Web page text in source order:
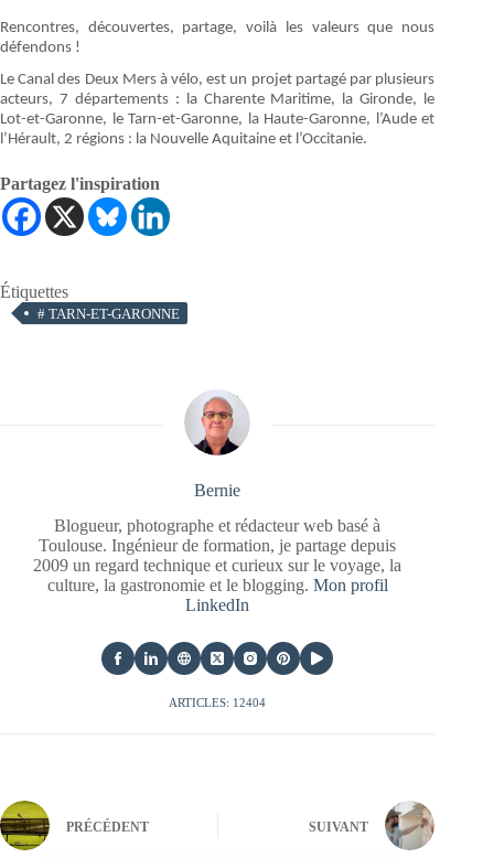
Rencontres, découvertes, partage, voilà les valeurs que nous
défendons !
Le Canal des Deux Mers à vélo, est un projet partagé par plusieurs
acteurs, 7 départements : la Charente Maritime, la Gironde, le
Lot-et-Garonne, le Tarn-et-Garonne, la Haute-Garonne, l’Aude et
l’Hérault, 2 régions : la Nouvelle Aquitaine et l’Occitanie.
Partagez l'inspiration
Étiquettes
# TARN-ET-GARONNE
Bernie
Blogueur, photographe et rédacteur web basé à
Toulouse. Ingénieur de formation, je partage depuis
2009 un regard technique et curieux sur le voyage, la
culture, la gastronomie et le blogging. Mon profil
LinkedIn
ARTICLES: 12404
PRÉCÉDENT SUIVANT